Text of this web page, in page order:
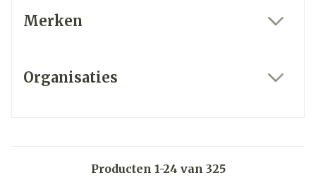
Merken
Organisaties
Producten 1-24 van 325